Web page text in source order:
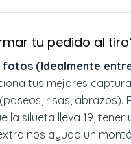
tu pedido al
fotos (Idealmente
tus mejores
risas, abrazos).
la silueta lleva 19, tener
nos ayuda un